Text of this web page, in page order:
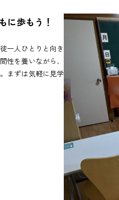
に歩もう！
一人ひとりと向き
性を養いながら、
まずは気軽に見学